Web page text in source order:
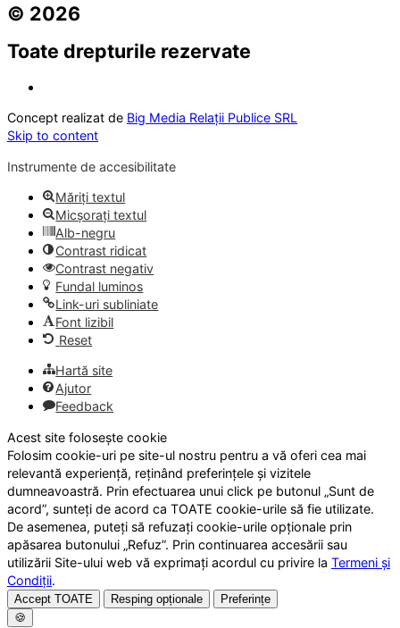
© 2026
Toate drepturile rezervate
Concept realizat de Big Media Relații Publice SRL
Skip to content
Instrumente de accesibilitate
Măriți textul
Micșorați textul
Alb-negru
Contrast ridicat
Contrast negativ
Fundal luminos
Link-uri subliniate
Font lizibil
Reset
Hartă site
Ajutor
Feedback
Acest site folosește cookie
Folosim cookie-uri pe site-ul nostru pentru a vă oferi cea mai
relevantă experiență, reținând preferințele și vizitele
dumneavoastră. Prin efectuarea unui click pe butonul „Sunt de
acord”, sunteți de acord ca TOATE cookie-urile să fie utilizate.
De asemenea, puteți să refuzați cookie-urile opționale prin
apăsarea butonului „Refuz”. Prin continuarea accesării sau
utilizării Site-ului web vă exprimați acordul cu privire la Termeni și
Condiții.
Accept TOATE Resping opționale
Preferințe
🍪